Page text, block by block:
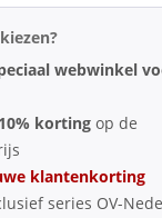
webwinkel
10% korting op de
klantenkorting
series OV-